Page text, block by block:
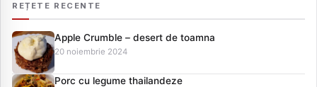
REȚETE RECENTE
Apple Crumble – desert de toamna
20 noiembrie 2024
Porc cu legume thailandeze